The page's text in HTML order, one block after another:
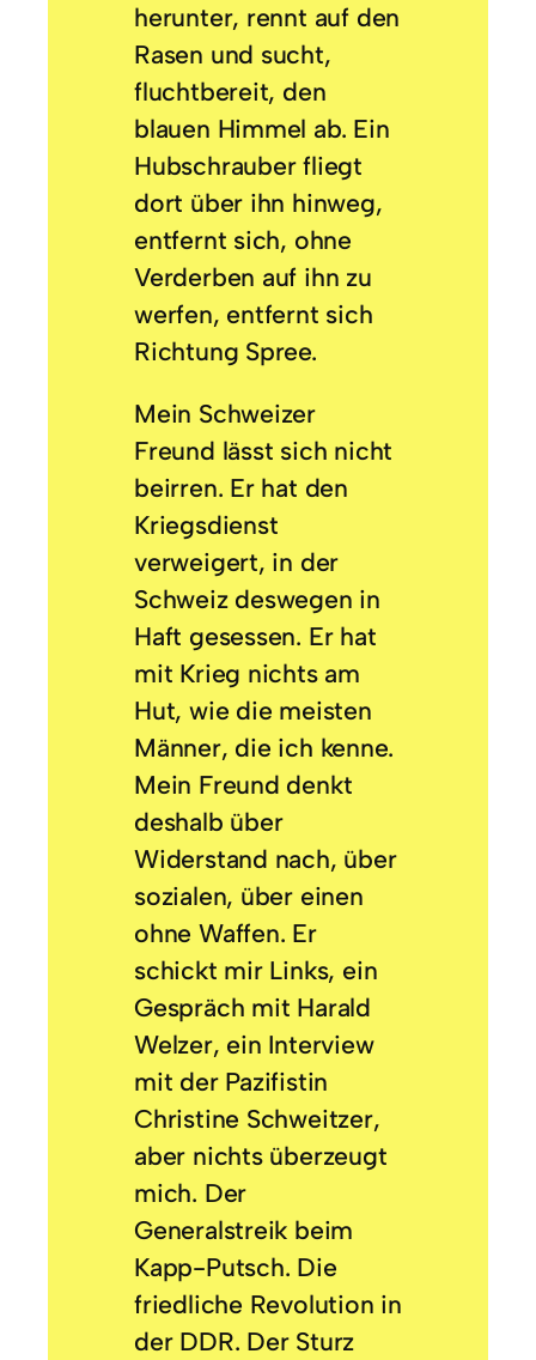
herunter, rennt auf den
Rasen und sucht,
fluchtbereit, den
blauen Himmel ab. Ein
Hubschrauber fliegt
dort über ihn hinweg,
entfernt sich, ohne
Verderben auf ihn zu
werfen, entfernt sich
Richtung Spree.
Mein Schweizer
Freund lässt sich nicht
beirren. Er hat den
Kriegsdienst
verweigert, in der
Schweiz deswegen in
Haft gesessen. Er hat
mit Krieg nichts am
Hut, wie die meisten
Männer, die ich kenne.
Mein Freund denkt
deshalb über
Widerstand nach, über
sozialen, über einen
ohne Waffen. Er
schickt mir Links, ein
Gespräch mit Harald
Welzer, ein Interview
mit der Pazifistin
Christine Schweitzer,
aber nichts überzeugt
mich. Der
Generalstreik beim
Kapp-Putsch. Die
friedliche Revolution in
der DDR. Der Sturz